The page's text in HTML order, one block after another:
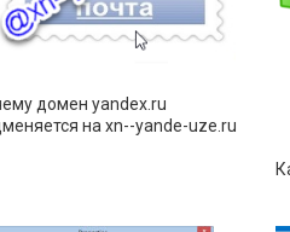
домен yandex.ru
на xn--yande-uze.ru